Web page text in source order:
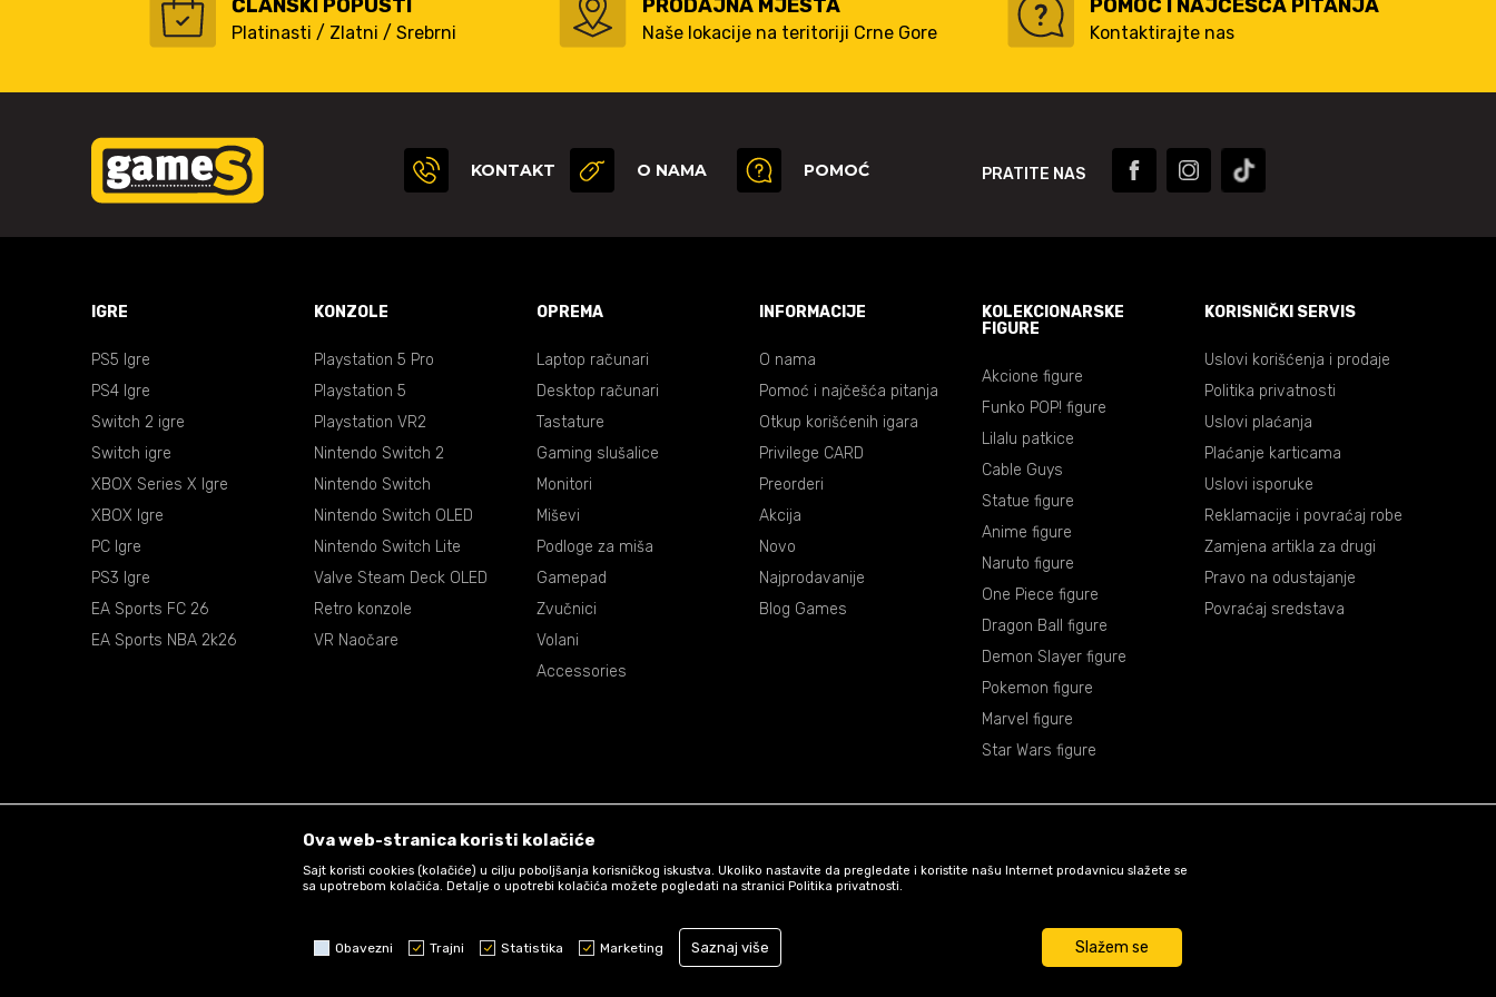
ČLANSKI POPUSTI
Platinasti / Zlatni / Srebrni
PRODAJNA MJESTA
Naše lokacije na teritoriji Crne Gore
POMOĆ I NAJČEŠĆA PITANJA
Kontaktirajte nas
KONTAKT O NAMA POMOĆ PRATITE NAS
IGRE
PS5 Igre
PS4 Igre
Switch 2 igre
Switch igre
XBOX Series X Igre
XBOX Igre
PC Igre
PS3 Igre
EA Sports FC 26
EA Sports NBA 2k26
KONZOLE
Playstation 5 Pro
Playstation 5
Playstation VR2
Nintendo Switch 2
Nintendo Switch
Nintendo Switch OLED
Nintendo Switch Lite
Valve Steam Deck OLED
Retro konzole
VR Naočare
OPREMA
Laptop računari
Desktop računari
Tastature
Gaming slušalice
Monitori
Miševi
Podloge za miša
Gamepad
Zvučnici
Volani
Accessories
INFORMACIJE
O nama
Pomoć i najčešća pitanja
Otkup korišćenih igara
Privilege CARD
Preorderi
Akcija
Novo
Najprodavanije
Blog Games
KOLEKCIONARSKE
FIGURE
Akcione figure
Funko POP! figure
Lilalu patkice
Cable Guys
Statue figure
Anime figure
Naruto figure
One Piece figure
Dragon Ball figure
Demon Slayer figure
Pokemon figure
Marvel figure
Star Wars figure
KORISNIČKI SERVIS
Uslovi korišćenja i prodaje
Politika privatnosti
Uslovi plaćanja
Plaćanje karticama
Uslovi isporuke
Reklamacije i povraćaj robe
Zamjena artikla za drugi
Pravo na odustajanje
Povraćaj sredstava
Uslovi korišćenja web shopa
Ova web-stranica koristi kolačiće
Sajt koristi cookies (kolačiće) u cilju poboljšanja korisničkog iskustva. Ukoliko nastavite da pregledate i koristite našu Internet prodavnicu slažete se
sa upotrebom kolačića. Detalje o upotrebi kolačića možete pogledati na stranici Politika privatnosti.
Obavezni Trajni Statistika Marketing Saznaj više Slažem se